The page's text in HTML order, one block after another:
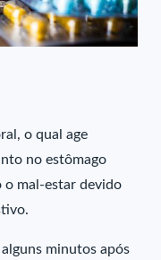
o qual age
no estômago
mal-estar devido
minutos após